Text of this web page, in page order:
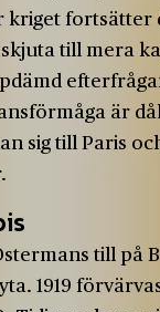
kriget fortsätter
skjuta till mera
är
sig till Paris
till på
1919